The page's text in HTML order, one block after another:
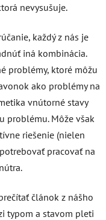
nevysušuje.
každý z nás je
iná kombinácia.
problémy, ktoré môžu
ako problémy na
vnútorné stavy
problému. Môže však
riešenie (nielen
pracovať na
článok z nášho
typom a stavom pleti